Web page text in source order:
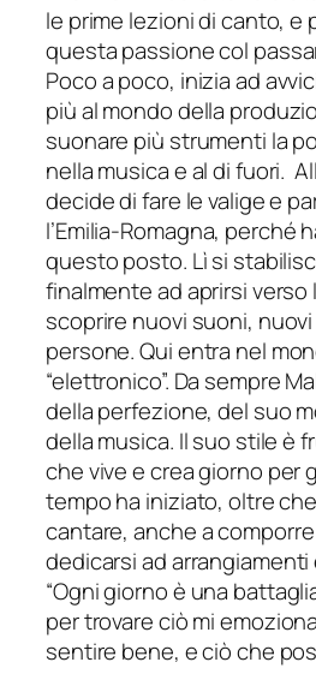
le prime lezioni di canto, e
questa passione col
Poco a poco, inizia ad
più al mondo della
suonare più strumenti la
nella musica e al di fuori.
decide di fare le valige e
l’Emilia-Romagna, perché
questo posto. Lì si
finalmente ad aprirsi verso
scoprire nuovi suoni,
persone. Qui entra nel
“elettronico”. Da sempre
della perfezione, del suo
della musica. Il suo stile è
che vive e crea giorno per
tempo ha iniziato, oltre
cantare, anche a
dedicarsi ad
“Ogni giorno è una
per trovare ciò mi
sentire bene, e ciò che